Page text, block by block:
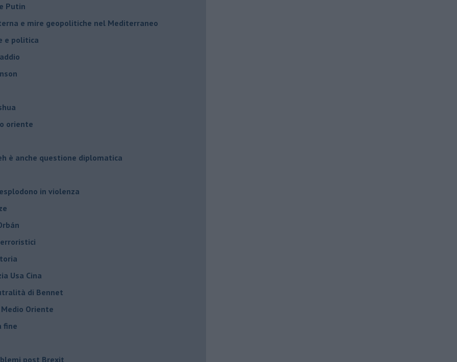
Putin
e mire geopolitiche nel Mediterraneo
e politica
oriente
è anche questione diplomatica
in violenza
Usa Cina
di Bennet
Oriente
fine
post Brexit